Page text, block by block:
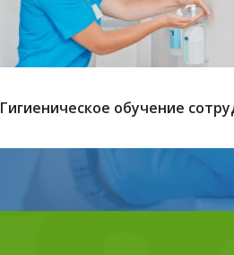
Гигиеническое обучение